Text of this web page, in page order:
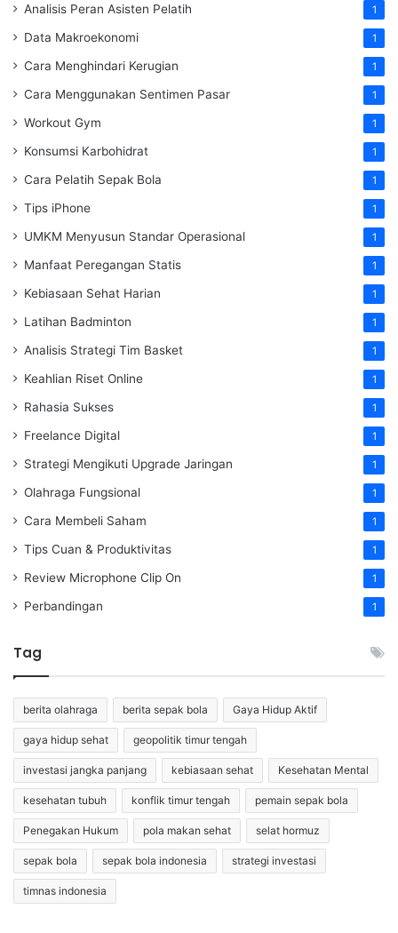
Analisis Peran Asisten Pelatih 1
Data Makroekonomi 1
Cara Menghindari Kerugian 1
Cara Menggunakan Sentimen Pasar 1
Workout Gym 1
Konsumsi Karbohidrat 1
Cara Pelatih Sepak Bola 1
Tips iPhone 1
UMKM Menyusun Standar Operasional 1
Manfaat Peregangan Statis 1
Kebiasaan Sehat Harian 1
Latihan Badminton 1
Analisis Strategi Tim Basket 1
Keahlian Riset Online 1
Rahasia Sukses 1
Freelance Digital 1
Strategi Mengikuti Upgrade Jaringan 1
Olahraga Fungsional 1
Cara Membeli Saham 1
Tips Cuan & Produktivitas 1
Review Microphone Clip On 1
Perbandingan 1
Tag
berita olahraga berita sepak bola Gaya Hidup Aktif
gaya hidup sehat geopolitik timur tengah
investasi jangka panjang kebiasaan sehat Kesehatan Mental
kesehatan tubuh konflik timur tengah pemain sepak bola
Penegakan Hukum pola makan sehat selat hormuz
sepak bola sepak bola indonesia strategi investasi
timnas indonesia